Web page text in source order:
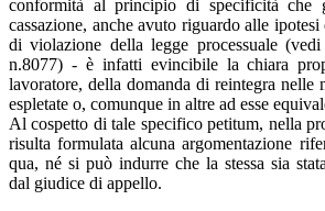
conformità al principio di specificità che
cassazione, anche avuto riguardo alle
di violazione della legge processuale
n.8077) - è infatti evincibile la chiara
lavoratore, della domanda di reintegra nelle
espletate o, comunque in altre ad esse
Al cospetto di tale specifico petitum, nella
risulta formulata alcuna argomentazione
qua, né si può indurre che la stessa sia
dal giudice di appello.